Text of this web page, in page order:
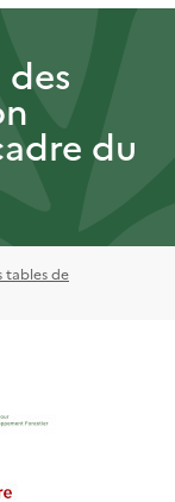
du
tables de